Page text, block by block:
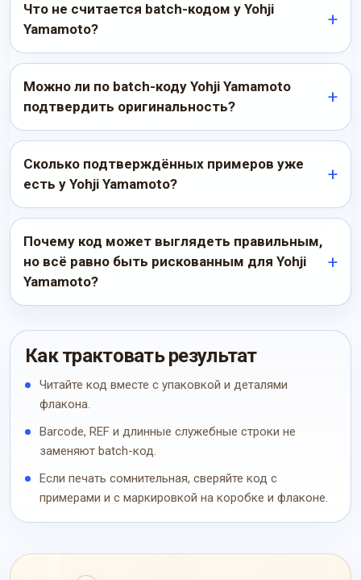
Что не считается batch-кодом у Yohji
Yamamoto?
Можно ли по batch-коду Yohji Yamamoto
подтвердить оригинальность?
Сколько подтверждённых примеров уже
есть у Yohji Yamamoto?
Почему код может выглядеть правильным,
но всё равно быть рискованным для Yohji
Yamamoto?
Как трактовать результат
Читайте код вместе с упаковкой и деталями
флакона.
Barcode, REF и длинные служебные строки не
заменяют batch-код.
Если печать сомнительная, сверяйте код с
примерами и с маркировкой на коробке и флаконе.